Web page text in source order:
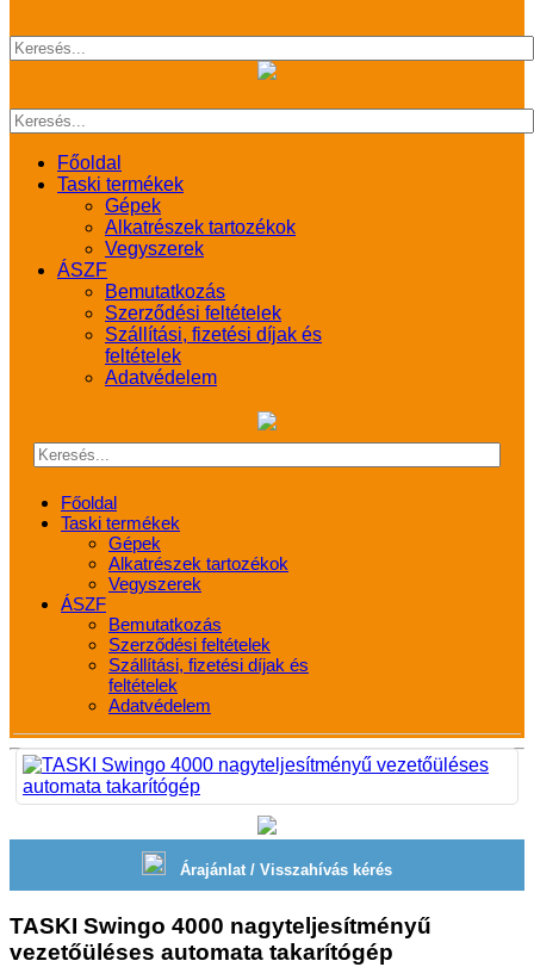
Főoldal
Taski termékek
Gépek
Alkatrészek tartozékok
Vegyszerek
ÁSZF
Bemutatkozás
Szerződési feltételek
Szállítási, fizetési díjak és
feltételek
Adatvédelem
Főoldal
Taski termékek
Gépek
Alkatrészek tartozékok
Vegyszerek
ÁSZF
Bemutatkozás
Szerződési feltételek
Szállítási, fizetési díjak és
feltételek
Adatvédelem
Árajánlat / Visszahívás kérés
TASKI Swingo 4000 nagyteljesítményű
vezetőüléses automata takarítógép